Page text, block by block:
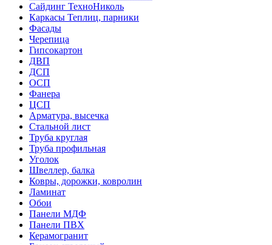
Сайдинг ТехноНиколь
Каркасы Теплиц, парники
Фасады
Черепица
Гипсокартон
ДВП
ДСП
ОСП
Фанера
ЦСП
Арматура, высечка
Стальной лист
Труба круглая
Труба профильная
Уголок
Швеллер, балка
Ковры, дорожки, ковролин
Ламинат
Обои
Панели МДФ
Панели ПВХ
Керамогранит